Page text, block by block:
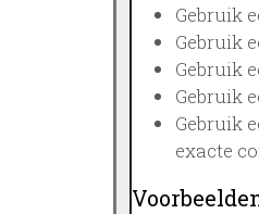
Gebruik
Gebruik
Gebruik
Gebruik
Gebruik
exacte